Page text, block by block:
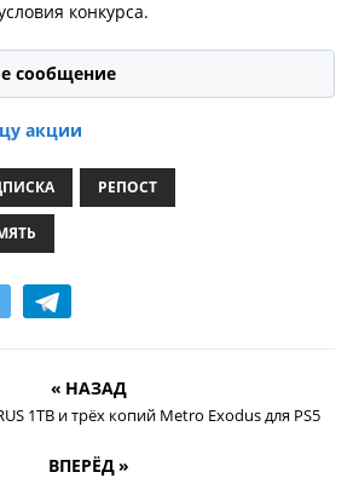
конкурса.
сообщение
акции
РЕПОСТ
« НАЗАД
1TB и трёх копий Metro Exodus для PS5
ВПЕРЁД »